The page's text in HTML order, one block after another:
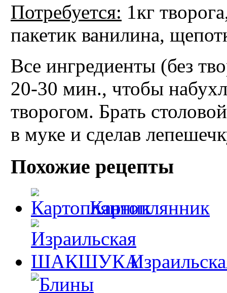
Потребуется: 1кг
пакетик ванилина,
Все ингредиенты (без
20-30 мин., чтобы
творогом. Брать
в муке и сделав
Похожие рецепты
Картоплянник